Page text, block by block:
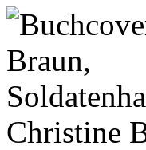
Christine